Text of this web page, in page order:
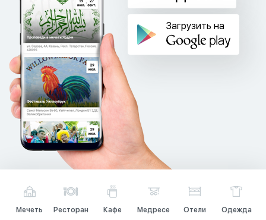
Загрузить на
Мечеть Ресторан Кафе Медресе Отели Одежда